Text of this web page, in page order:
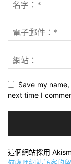
Save my
next time I
這個網站採用